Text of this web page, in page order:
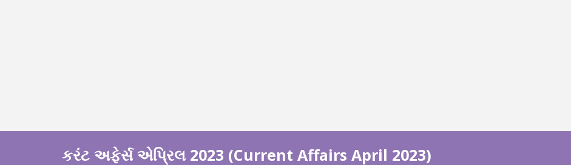
કરંટ અફેર્સ એપ્રિલ 2023 (Current Affairs April 2023)